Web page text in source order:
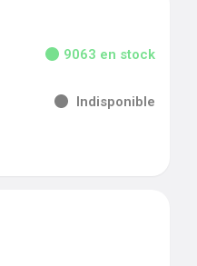
9063 en stock
Indisponible